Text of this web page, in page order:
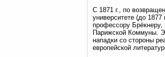
С 1871 г., по
университете (до
профессору
Парижской Коммуны.
нападки со стороны
европейской